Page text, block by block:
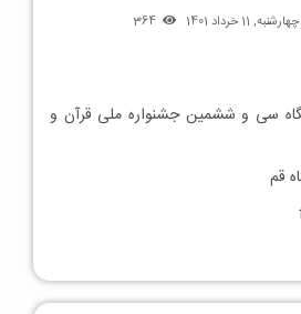
چهارشنبه, 11 خرداد 1401 364
سی و ششمین جشنواره ملی قرآن و
قم